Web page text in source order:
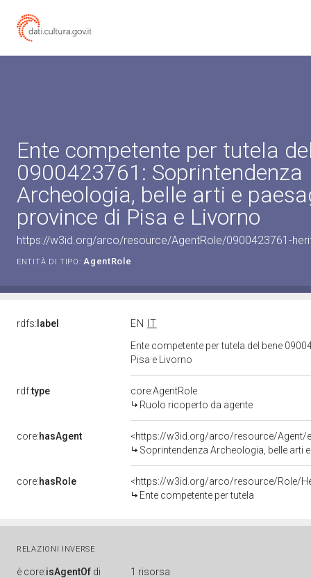
Ente competente per tutela
0900423761: Soprintendenza
Archeologia, belle arti e
province di Pisa e Livorno
https://w3id.org/arco/resource/AgentRole/0900423761-
ENTITÀ DI TIPO: AgentRole
rdfs: label EN
IT
Ente competente per tutela del bene
Pisa e Livorno
rdf:type
core:AgentRole
Ruolo ricoperto da agente
core:hasAgent
<https://w3id.org/arco/resource/Agent/
Soprintendenza Archeologia, belle arti
core:hasRole
<https://w3id.org/arco/resource/Role/
Ente competente per tutela
RELAZIONI INVERSE
è core:isAgentOf di 1 risorsa